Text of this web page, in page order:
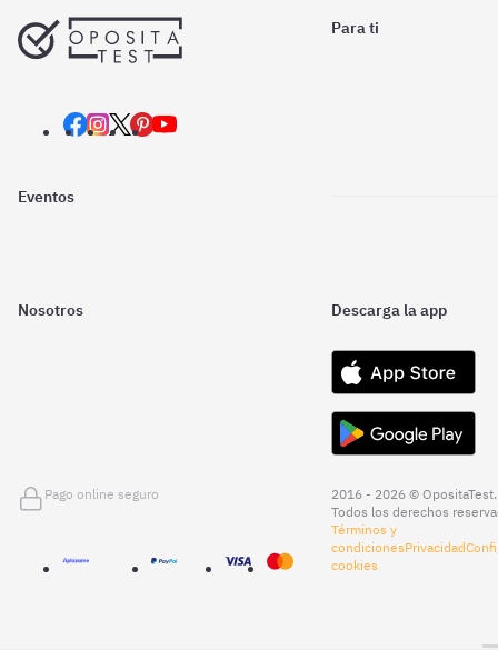
Para ti
Eventos
Nosotros Descarga la app
Pago online seguro
2016 - 2026 © OpositaTest.
Todos los derechos
Términos y
condicionesPrivacidad
cookies